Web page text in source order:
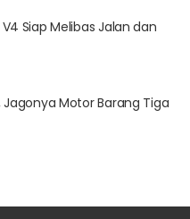
V4 Siap Melibas Jalan dan
Jagonya Motor Barang Tiga